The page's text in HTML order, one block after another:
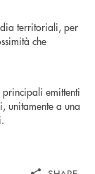
territoriali, per
che
emittenti
unitamente a una